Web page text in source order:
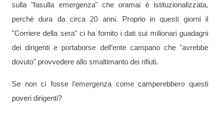
sulla "fasulla emergenza" che oramai è istituzionalizzata,
perchè dura da circa 20 anni. Proprio in questi giorni il
"Corriere della sera" ci ha fornito i dati sui milionari guadagni
dei dirigenti e portaborse dell’ente campano che "avrebbe
dovuto" provvedere allo smaltimanto dei rifiuti.
Se non ci fosse l’emergenza come camperebbero questi
poveri dirigenti?